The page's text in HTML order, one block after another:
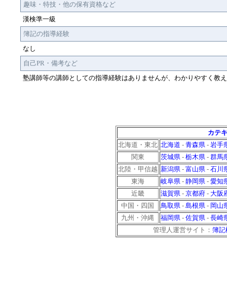
趣味・特技・他の保有資格など
漢検準一級
簿記の指導経験
なし
自己PR・備考など
塾講師等の講師としての指導経験はありませんが、わかりやすく教
カテ
北海道・東北 北海道 - 青森県- 岩手
関東
茨城県- 栃木県- 群馬
北陸・甲信越 新潟県- 富山県- 石川
東海
岐阜県- 静岡県- 愛知
近畿
滋賀県- 京都府- 大阪
中国・四国
鳥取県- 島根県- 岡山
九州・沖縄
福岡県- 佐賀県- 長崎
管理人運営サイト： 簿記